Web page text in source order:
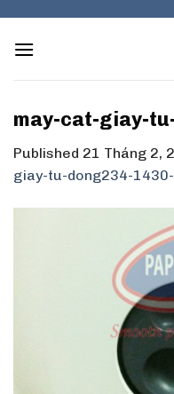
content
may-cat-giay-
Published 21 Tháng 2,
giay-tu-dong234-